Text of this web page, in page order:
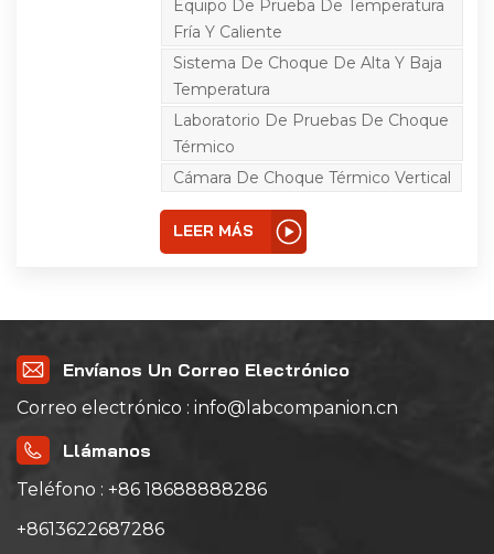
posible. Las muestras
deben estar sujetas a
temperatura similares a
impactos. Con la cámara
de prueba de choque
térmico se pueden
lograr cambios de
temperatura
extremadamente
rápidos de –55 °C a +150
°C. Esto le ayuda a
reducir los fallos
tempranos y aumentar la
fiabilidad de sus
Equipo De Prueba De Temperatura
Fría Y Caliente
Sistema De Choque De Alta Y Baja
Temperatura
Laboratorio De Pruebas De Choque
Térmico
Cámara De Choque Térmico Vertical
LEER MÁS
Envíanos Un Correo Electrónico
Correo electrónico : info@labcompanion.cn
Llámanos
Teléfono : +86 18688888286
+8613622687286